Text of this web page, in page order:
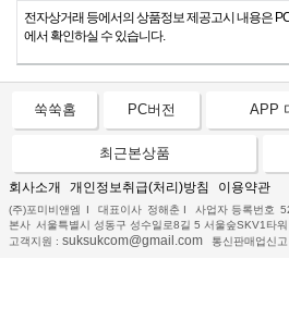
전자상거래 등에서의 상품정보 제공고시 내용은
에서 확인하실 수 있습니다.
쑥쑥홈 PC버전 APP
최근본상품
회사소개 개인정보취급(처리)방침 이용약관
(주)포미비앤엠 I 대표이사 정해춘 I 사업자 등록번호
본사 서울특별시 성동구 성수일로8길 5 서울숲SKV1타
고객지원 : suksukcom@gmail.com 통신판매업신고